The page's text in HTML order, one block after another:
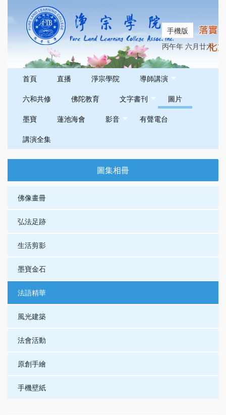
手機版
丙午年 六月廿六
首頁 直播 淨宗學院
導師講演
六和共修
佛陀教育 文字書刊
圖片
墨寶
蓮池海會 影音
有聲電台
講演全集
圖集相冊
佛像畫冊
弘法足跡
生活剪影
墨寶金石
法語精華
風光建築
法會活動
原創手繪
手機壁紙